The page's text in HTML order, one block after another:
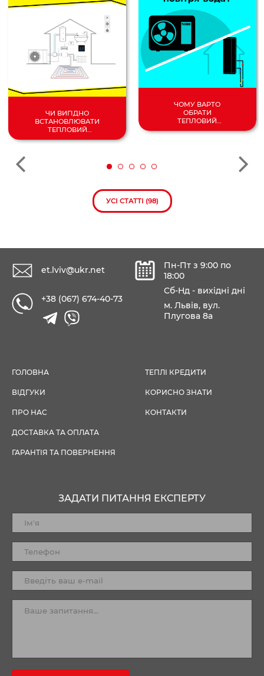
ЧИ ВИГІДНО
ВСТАНОВЛЮВАТИ
ТЕПЛОВИЙ
ЧОМУ ВАРТО
ОБРАТИ
ТЕПЛОВИЙ
НАСОС
УСІ СТАТТІ (98)
et.lviv@ukr.net
+38 (067) 674-40-73
Пн-Пт з 9:00 по
18:00
Сб-Нд - вихідні дні
м. Львів, вул.
Плугова 8а
ГОЛОВНА
ВІДГУКИ
ПРО НАС
ДОСТАВКА ТА ОПЛАТА
ГАРАНТІЯ ТА ПОВЕРНЕННЯ
ТЕПЛІ КРЕДИТИ
КОРИСНО ЗНАТИ
КОНТАКТИ
ЗАДАТИ ПИТАННЯ ЕКСПЕРТУ